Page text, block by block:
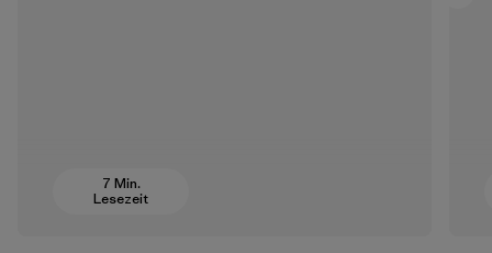
7 Min.
Lesezeit